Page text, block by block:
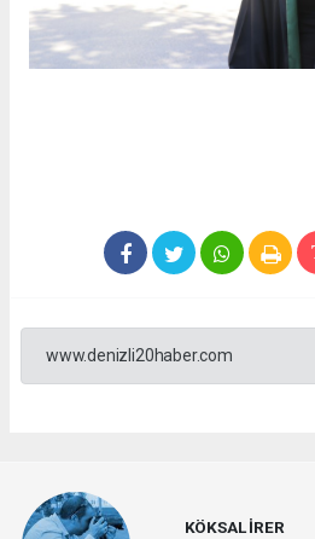
www.denizli20haber.com
KÖKSAL İRER